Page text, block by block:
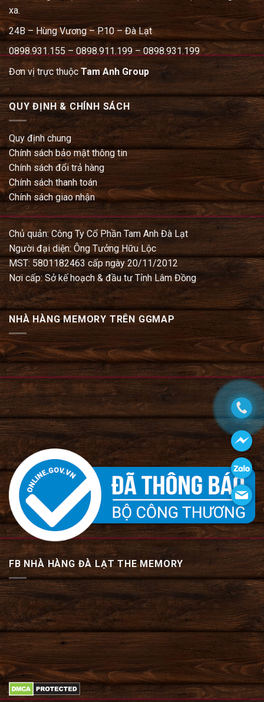
xa.
24B – Hùng Vương – P.10 – Đà Lạt
0898.931.155 – 0898.911.199 – 0898.931.199
Đơn vị trực thuộcTam Anh Group
QUY ĐỊNH & CHÍNH SÁCH
Quy định chung
Chính sách bảo mật thông tin
Chính sách đổi trả hàng
Chính sách thanh toán
Chính sách giao nhận
Chủ quản: Công Ty Cổ Phần Tam Anh Đà Lạt
Người đại diện: Ông Tưởng Hữu Lộc
MST: 5801182463 cấp ngày 20/11/2012
Nơi cấp: Sở kế hoạch & đầu tư Tỉnh Lâm Đồng
NHÀ HÀNG MEMORY TRÊN GGMAP
FB NHÀ HÀNG ĐÀ LẠT THE MEMORY